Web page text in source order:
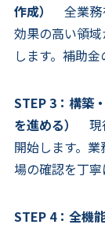
作成） 全業務
効果の高い領
します。補助
STEP 3：構築
を進める）
開始します。
場の確認を丁寧
STEP 4：全機